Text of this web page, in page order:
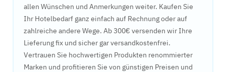
allen Wünschen und Anmerkungen weiter. Kaufen Sie
Ihr Hotelbedarf ganz einfach auf Rechnung oder auf
zahlreiche andere Wege. Ab 300€ versenden wir Ihre
Lieferung fix und sicher gar versandkostenfrei.
Vertrauen Sie hochwertigen Produkten renommierter
Marken und profitieren Sie von günstigen Preisen und